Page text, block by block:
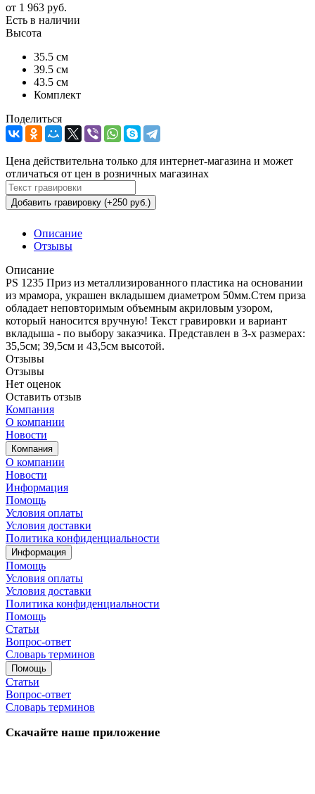
от 1 963 руб.
Есть в наличии
Высота
35.5 см
39.5 см
43.5 см
Комплект
Поделиться
Цена действительна только для интернет-магазина и может
отличаться от цен в розничных магазинах
Добавить гравировку (+250 руб.)
Описание
Отзывы
Описание
PS 1235 Приз из металлизированного пластика на основании
из мрамора, украшен вкладышем диаметром 50мм.Стем приза
обладает неповторимым объемным акриловым узором,
который наносится вручную! Текст гравировки и вариант
вкладыша - по выбору заказчика. Представлен в 3-х размерах:
35,5см; 39,5см и 43,5см высотой.
Отзывы
Отзывы
Нет оценок
Оставить отзыв
Компания
О компании
Новости
Компания
О компании
Новости
Информация
Помощь
Условия оплаты
Условия доставки
Политика конфиденциальности
Информация
Помощь
Условия оплаты
Условия доставки
Политика конфиденциальности
Помощь
Статьи
Вопрос-ответ
Словарь терминов
Помощь
Статьи
Вопрос-ответ
Словарь терминов
Скачайте наше приложение